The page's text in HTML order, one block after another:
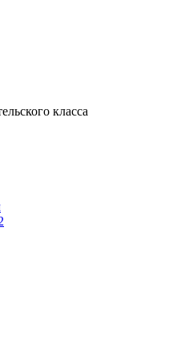
класса